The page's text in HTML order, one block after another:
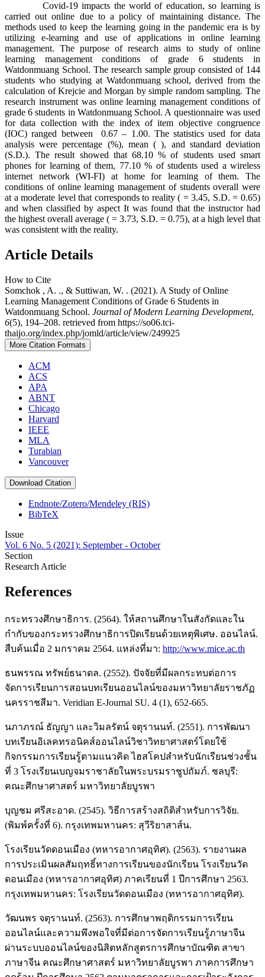
Covid-19 impacts the world of education, so learning is
carried out online due to a policy of maintaining distance. The
methods used to keep the learning going in the pandemic era is by
utilizing e-learning and use of applications in online learning
management. The purpose of research aims to study of online
learning management conditions of grade 6 students in
Watdonmuang School. The research sample group consisted of 144
students who studying at Watdonmuang school, derived from the
calculation of Krejcie and Morgan by simple random sampling. The
research instrument was online learning management conditions of
grade 6 students in Watdonmuang School. A questionnaire was used
for data collection with the index of item objective congruence
(IOC) ranged between 0.67 – 1.00. The statistics used for data
analysis were percentage (%), mean ( ), and standard deviation
(S.D.). The result showed that 68.10 % of students used smart
phones for learning of them, 77.10 % of students used a wireless
internet network (WI-FI) at home for learning of them. The
conditions of online learning management of students overall were
at a moderate level that corresponds to reality ( = 3.45, S.D. = 0.65)
and when classified by aspect It was found that the instructor had
the highest overall average ( = 3.73, S.D. = 0.75), at a high level that
was consistent with the reality.
Article Details
How to Cite
Somchok , A. ., & Suttiwan, W. . (2021). A Study of Online
Learning Management Conditions of Grade 6 Students in
Watdonmuang School. Journal of Modern Learning Development,
6(5), 194–208. retrieved from https://so06.tci-
thaijo.org/index.php/jomld/article/view/249925
More Citation Formats
ACM
ACS
APA
ABNT
Chicago
Harvard
IEEE
MLA
Turabian
Vancouver
Download Citation
Endnote/Zotero/Mendeley (RIS)
BibTeX
Issue
Vol. 6 No. 5 (2021): September - October
Section
Research Article
References
กระทรวงศึกษาธิการ. (2564). ให้สถานศึกษาในสังกัดและใน
กำกับของกระทรวงศึกษาธิการปิดเรียนด้วยเหตุพิเศษ. ออนไลน์.
สืบค้นเมื่อ 2 มกราคม 2564. แหล่งที่มา: http://www.mice.ac.th
ธนพรรณ ทรัพย์ธนาดล. (2552). ปัจจัยที่มีผลกระทบต่อการ
จัดการเรียนการสอนบทเรียนออนไลน์ของมหาวิทยาลัยราชภัฏ
นครราชสีมา. Veridian E-Journal SU. 4 (1), 652-665.
นภาภรณ์ ธัญญา และวิมลรัตน์ จตุรานนท์. (2551). การพัฒนา
บทเรียนอิเลคทรอนิคส์ออนไลน์วิชาวิทยาศาสตร์โดยใช้
กิจกรรมการเรียนรู้ตามแนวคิด ไฮสโคปสำหรับนักเรียนช่วงชั้น
ที่ 3 โรงเรียนเบญจมราชาลัยในพระบรมราชูปถัมภ์. ชลบุรี:
คณะศึกษาศาสตร์ มหาวิทยาลัยบูรพา
บุญชม ศรีสะอาด. (2545). วิธีการสร้างสถิติสำหรับการวิจัย.
(พิมพ์ครั้งที่ 6). กรุงเทพมหานคร: สุวีริยาสาส์น.
โรงเรียนวัดดอนเมือง (ทหารอากาศอุทิศ). (2563). รายงานผล
การประเมินผลสัมฤทธิ์ทางการเรียนของนักเรียน โรงเรียนวัด
ดอนเมือง (ทหารอากาศอุทิศ) ภาคเรียนที่ 1 ปีการศึกษา 2563.
กรุงเทพมหานคร: โรงเรียนวัดดอนเมือง (ทหารอากาศอุทิศ).
วัฒนพร จตุรานนท์. (2563). การศึกษาพฤติกรรมการเรียน
ออนไลน์และความพึงพอใจที่มีต่อการจัดการเรียนรู้ภาษาจีน
ผ่านระบบออนไลน์ของนิสิตหลักสูตรการศึกษาบัณฑิต สาขา
ภาษาจีน คณะศึกษาศาสตร์ มหาวิทยาลัยบูรพา ภาคการศึกษา